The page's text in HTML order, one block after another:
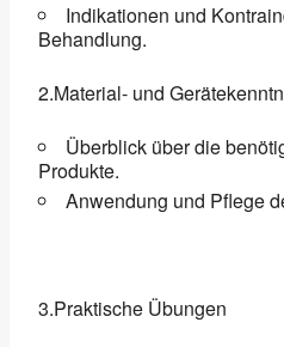
Indikationen und
Behandlung.
2.Material- und
Überblick über die
Produkte.
Anwendung und Pflege
3.Praktische Übungen